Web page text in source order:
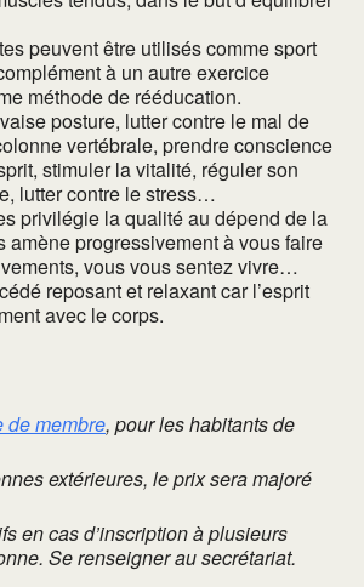
peuvent être utilisés comme sport
à un autre exercice
méthode de rééducation.
posture, lutter contre le mal de
vertébrale, prendre conscience
stimuler la vitalité, réguler son
lutter contre le stress…
privilégie la qualité au dépend de la
amène progressivement à vous faire
vous vous sentez vivre…
reposant et relaxant car l’esprit
avec le corps.
de membre, pour les habitants de
extérieures, le prix sera majoré
en cas d’inscription à plusieurs
Se renseigner au secrétariat.